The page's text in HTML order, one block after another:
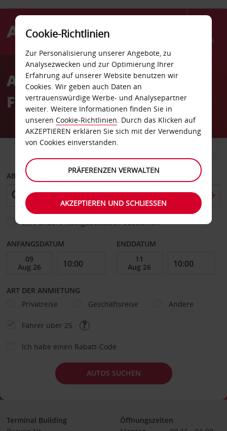
Menü
AvisAutovermietung Darwin
Flughafen
ABHOLEN VON
Eine andere Rückgabestation auswählen
ANFANGSDATUM ENDDATUM
ART DER ANMIETUNG
Privatreise
Geschäftsreise Andere
Fahrer über 25
Ich habe einen Rabatt-Code
AUTOS SUCHEN
Terminal Building
Öffnungszeiten
Cookie-Richtlinien
Zur Personalisierung unserer Angebote, zu
Analysezwecken und zur Optimierung Ihrer
Erfahrung auf unserer Website benutzen wir
Cookies. Wir geben auch Daten an
vertrauenswürdige Werbe- und Analysepartner
weiter. Weitere Informationen finden Sie in
unseren Cookie-Richtlinien. Durch das Klicken auf
AKZEPTIEREN erklären Sie sich mit der Verwendung
von Cookies einverstanden.
PRÄFERENZEN VERWALTEN
AKZEPTIEREN UND SCHLIESSEN